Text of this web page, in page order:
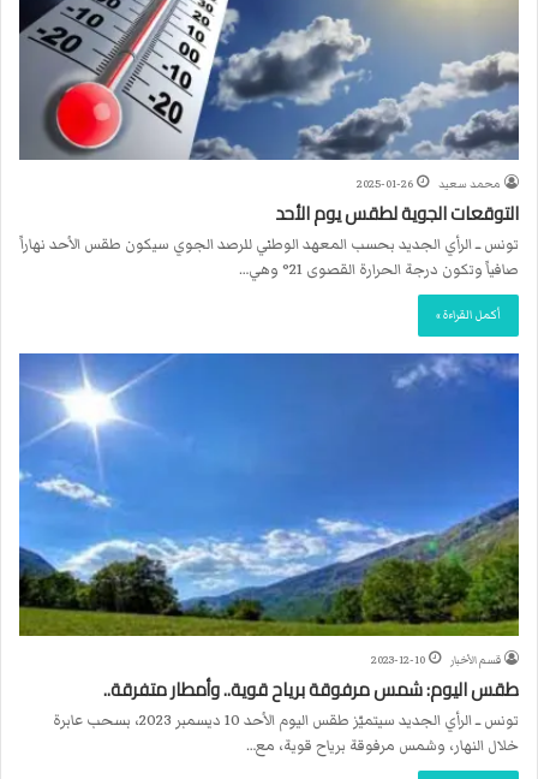
محمد سعيد 2025-01-26
التوقعات الجوية لطقس يوم الأحد
تونس ــ الرأي الجديد بحسب المعهد الوطني للرصد الجوي سيكون طقس الأحد نهاراً
صافياً وتكون درجة الحرارة القصوى 21° وهي…
أكمل القراءة »
قسم الأخبار 2023-12-10
طقس اليوم: شمس مرفوقة برياح قوية.. وأمطار متفرقة..
تونس ــ الرأي الجديد سيتميّز طقس اليوم الأحد 10 ديسمبر 2023، بسحب عابرة
خلال النهار، وشمس مرفوقة برياح قوية، مع…